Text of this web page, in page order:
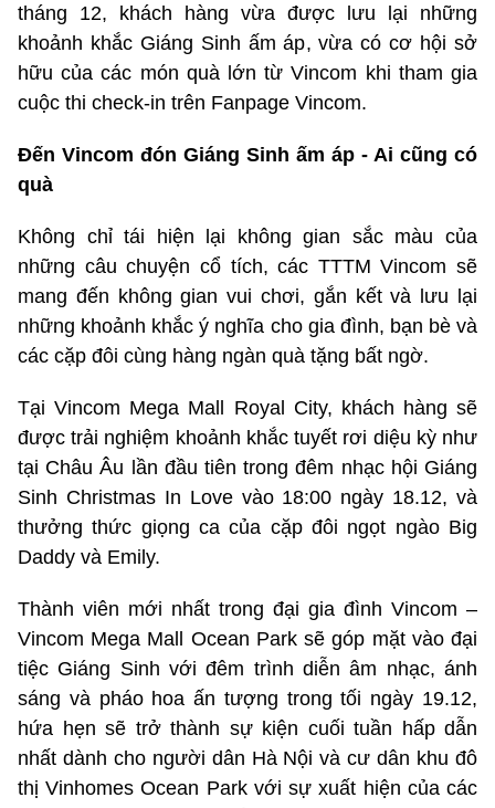
tháng 12, khách hàng vừa được lưu lại những
khoảnh khắc Giáng Sinh ấm áp, vừa có cơ hội sở
hữu của các món quà lớn từ Vincom khi tham gia
cuộc thi check-in trên Fanpage Vincom.
Đến Vincom đón Giáng Sinh ấm áp - Ai cũng có
quà
Không chỉ tái hiện lại không gian sắc màu của
những câu chuyện cổ tích, các TTTM Vincom sẽ
mang đến không gian vui chơi, gắn kết và lưu lại
những khoảnh khắc ý nghĩa cho gia đình, bạn bè và
các cặp đôi cùng hàng ngàn quà tặng bất ngờ.
Tại Vincom Mega Mall Royal City, khách hàng sẽ
được trải nghiệm khoảnh khắc tuyết rơi diệu kỳ như
tại Châu Âu lần đầu tiên trong đêm nhạc hội Giáng
Sinh Christmas In Love vào 18:00 ngày 18.12, và
thưởng thức giọng ca của cặp đôi ngọt ngào Big
Daddy và Emily.
Thành viên mới nhất trong đại gia đình Vincom –
Vincom Mega Mall Ocean Park sẽ góp mặt vào đại
tiệc Giáng Sinh với đêm trình diễn âm nhạc, ánh
sáng và pháo hoa ấn tượng trong tối ngày 19.12,
hứa hẹn sẽ trở thành sự kiện cuối tuần hấp dẫn
nhất dành cho người dân Hà Nội và cư dân khu đô
thị Vinhomes Ocean Park với sự xuất hiện của các